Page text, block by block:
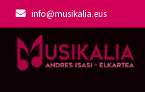
info@musikalia.eus